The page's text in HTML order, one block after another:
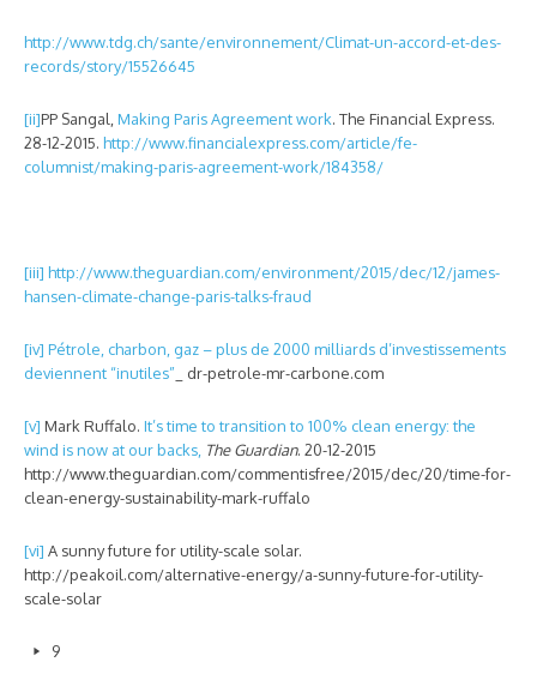
http://www.tdg.ch/sante/environnement/Climat-un-accord-et-des-
records/story/15526645
[ii]PP Sangal, Making Paris Agreement work. The Financial Express.
28-12-2015. http://www.financialexpress.com/article/fe-
columnist/making-paris-agreement-work/184358/
[iii] http://www.theguardian.com/environment/2015/dec/12/james-
hansen-climate-change-paris-talks-fraud
[iv] Pétrole, charbon, gaz – plus de 2000 milliards d’investissements
deviennent “inutiles” _ dr-petrole-mr-carbone.com
[v] Mark Ruffalo. It’s time to transition to 100% clean energy: the
wind is now at our backs, The Guardian. 20-12-2015
http://www.theguardian.com/commentisfree/2015/dec/20/time-for-
clean-energy-sustainability-mark-ruffalo
[vi] A sunny future for utility-scale solar.
http://peakoil.com/alternative-energy/a-sunny-future-for-utility-
scale-solar
9